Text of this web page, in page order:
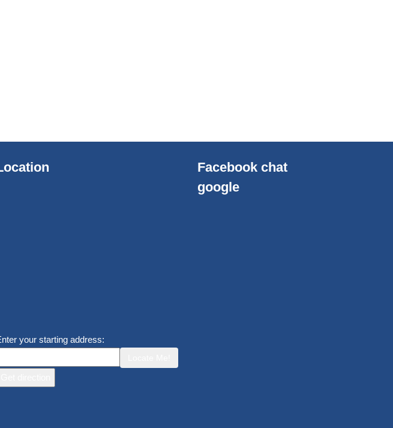
your starting address:
Facebook chat
google